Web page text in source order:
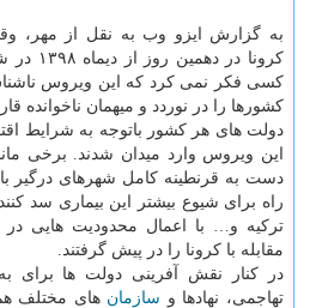
به گزارش ایزو وب به نقل از مهر،
کرونا
کسی فکر نمی کرد که این ویروس
کشورها را در نوردد و میهمان ناخوانده
دولت های هر کشور باتوجه به شرایط
این ویروس وارد میدان شدند. برخی مانند
دست به قرنطینه کامل شهرهای درگیر با
راه برای شیوع بیشتر این بیماری سد
ترکیه و… با اعمال محدودیت هایی
مقابله با کرونا را در پیش گرفتند.
در کنار نقش آفرینی دولت ها برای
تهاجمی، نهادها و سازمان های مختلف